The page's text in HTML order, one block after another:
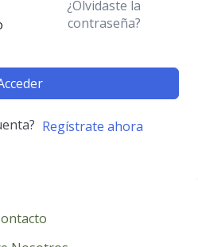
¿Olvidaste la
contraseña?
Regístrate ahora